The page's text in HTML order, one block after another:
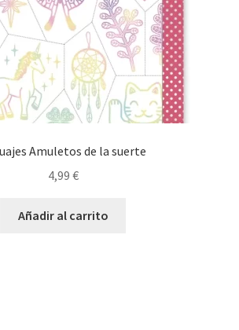
Amuletos de la suerte
4,99 €
Añadir al carrito